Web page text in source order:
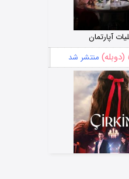
آپارتمان
منتشر شد